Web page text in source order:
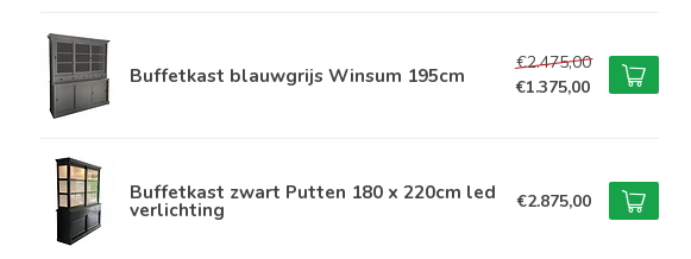
Buffetkast blauwgrijs Winsum 195cm
€2.475,00
€1.375,00
Buffetkast zwart Putten 180 x 220cm led
verlichting €2.875,00